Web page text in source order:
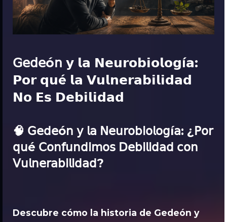
𝖦𝖾𝖽𝖾ó𝗇 𝘆 𝗹𝗮 𝗡𝗲𝘂𝗿𝗼𝗯𝗶𝗼𝗹𝗼𝗴í𝗮:
𝗣𝗼𝗿 𝗾𝘂é 𝗹𝗮 𝗩𝘂𝗹𝗻𝗲𝗿𝗮𝗯𝗶𝗹𝗶𝗱𝗮𝗱
𝗡𝗼 𝗘𝘀 𝗗𝗲𝗯𝗶𝗹𝗶𝗱𝗮𝗱
🧠 𝖦𝖾𝖽𝖾ó𝗇 𝗒 𝗅𝖺 𝖭𝖾𝗎𝗋𝗈𝖻𝗂𝗈𝗅𝗈𝗀í𝖺: ¿𝖯𝗈𝗋
𝗊𝗎é 𝖢𝗈𝗇𝖿𝗎𝗇𝖽𝗂𝗆𝗈𝗌 𝖣𝖾𝖻𝗂𝗅𝗂𝖽𝖺𝖽 𝖼𝗈𝗇
𝖵𝗎𝗅𝗇𝖾𝗋𝖺𝖻𝗂𝗅𝗂𝖽𝖺𝖽?
Descubre cómo la historia de Gedeón y